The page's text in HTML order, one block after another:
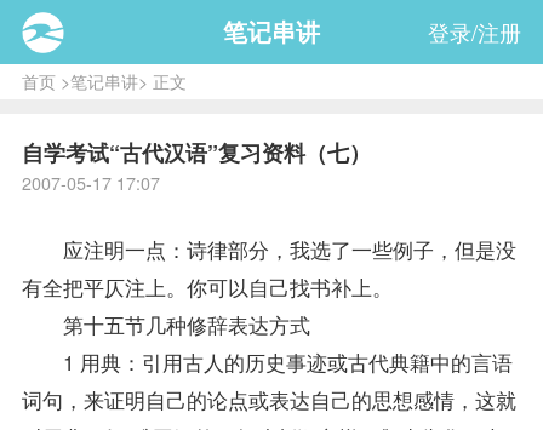
笔记串讲 登录/注册
首页>笔记串讲> 正文
自学考试“古代汉语”复习资料（七）
2007-05-17 17:07
应注明一点：诗律部分，我选了一些例子，但是没
有全把平仄注上。你可以自己找书补上。
第十五节几种修辞表达方式
1 用典：引用古人的历史事迹或古代典籍中的言语
词句，来证明自己的论点或表达自己的思想感情，这就